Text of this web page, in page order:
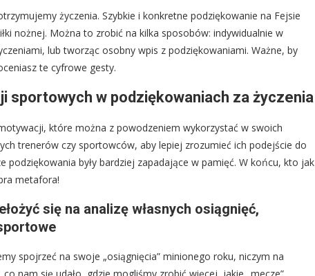
życzenia. Szybkie i konkretne podziękowanie na Fejsie
nożnej. Można to zrobić na kilka sposobów: indywidualnie w
lub tworząc osobny wpis z podziękowaniami. Ważne, by
te cyfrowe gesty.
sportowych w podziękowaniach za życzenia
które można z powodzeniem wykorzystać w swoich
trenerów czy sportowców, aby lepiej zrozumieć ich podejście do
podziękowania były bardziej zapadające w pamięć. W końcu, kto jak
metafora!
się na analizę własnych osiągnięć,
spojrzeć na swoje „osiągnięcia” minionego roku, niczym na